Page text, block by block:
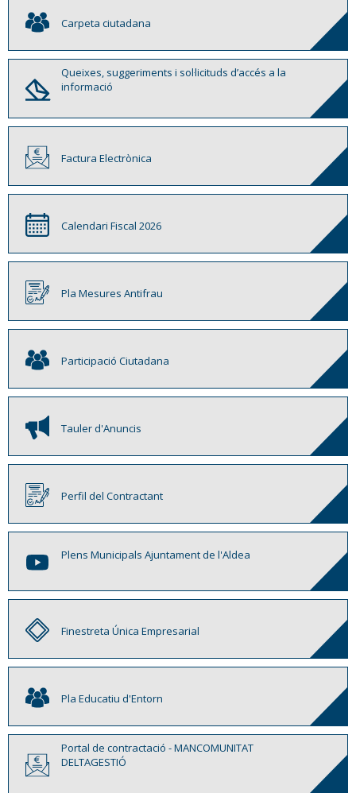
Carpeta ciutadana
Queixes, suggeriments i sol·licituds d’accés a la
informació
Factura Electrònica
Calendari Fiscal 2026
Pla Mesures Antifrau
Participació Ciutadana
Tauler d'Anuncis
Perfil del Contractant
Plens Municipals Ajuntament de l'Aldea
Finestreta Única Empresarial
Pla Educatiu d'Entorn
Portal de contractació - MANCOMUNITAT
DELTAGESTIÓ